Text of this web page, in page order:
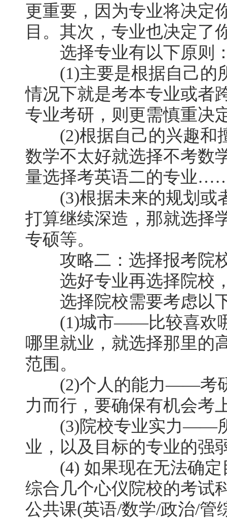
更重要，因为专业将决定
目。其次，专业也决定了
选择专业有以下原则
(1)主要是根据自己的
情况下就是考本专业或者
专业考研，则更需慎重决
(2)根据自己的兴趣和
数学不太好就选择不考数
量选择考英语二的专业
(3)根据未来的规划或
打算继续深造，那就选择
专硕等。
攻略二：选择报考院
选好专业再选择院校
选择院校需要考虑以
(1)城市——比较喜欢哪
哪里就业，就选择那里的
范围。
(2)个人的能力——考研
力而行，要确保有机会考
(3)院校专业实力——所
业，以及目标的专业的强
(4) 如果现在无法确定
综合几个心仪院校的考试
公共课(英语/数学/政治/管